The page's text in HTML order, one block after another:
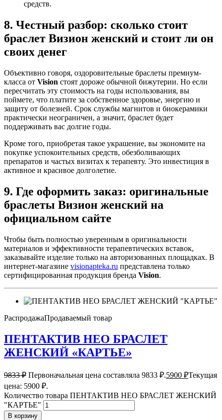
средств.
8. Честный разбор: сколько стоит
браслет Визион женский и стоит ли он
своих денег
Объективно говоря, оздоровительные браслеты премиум-
класса от Vision стоят дороже обычной бижутерии. Но если
пересчитать эту стоимость на годы использования, вы
поймете, что платите за собственное здоровье, энергию и
защиту от болезней. Срок службы магнитов и биокерамики
практически неограничен, а значит, браслет будет
поддерживать вас долгие годы.
Кроме того, приобретая такое украшение, вы экономите на
покупке успокоительных средств, обезболивающих
препаратов и частых визитах к терапевту. Это инвестиция в
активное и красивое долголетие.
9. Где оформить заказ: оригинальные
браслеты Визион женский на
официальном сайте
Чтобы быть полностью уверенным в оригинальности
материалов и эффективности терапевтических вставок,
заказывайте изделие только на авторизованных площадках. В
интернет-магазине visionapteka.ru представлена только
сертифицированная продукция бренда Vision.
РаспродажаПродаваемый товар
ПЕНТАКТИВ НЕО БРАСЛЕТ
ЖЕНСКИЙ «КАРТЬЕ»
9833₽ Первоначальная цена составляла 9833 ₽.5900 ₽Текущая
цена: 5900 ₽.
Количество товара ПЕНТАКТИВ НЕО БРАСЛЕТ ЖЕНСКИЙ
"КАРТЬЕ"
В корзину